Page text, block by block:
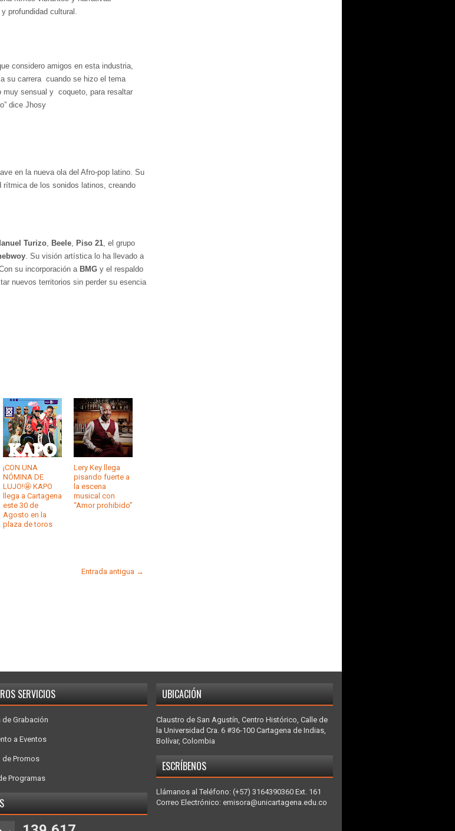
profundidad cultural.
considero amigos en esta industria,
su carrera cuando se hizo el tema
muy sensual y coqueto, para resaltar
dice Jhosy
en la nueva ola del Afro-pop latino. Su
de los sonidos latinos, creando
Turizo Beele Piso 21 , el grupo
. Su visión artística lo ha llevado a
su incorporación a BMGy el respaldo
nuevos territorios sin perder su esencia
¡CON UNA
NÓMINA DE
LUJO!🤩 KAPO
llega a Cartagena
este 30 de
Agosto en la
plaza de toros
Lery Key llega
pisando fuerte a
la escena
musical con
“Amor prohibido”
Entrada antigua →
SERVICIOS
Grabación
a Eventos
de Promos
Programas
UBICACIÓN
Claustro de San Agustín, Centro Histórico, Calle de
la Universidad Cra. 6 #36-100 Cartagena de Indias,
Bolívar, Colombia
ESCRÍBENOS
Llámanos al Teléfono: (+57) 3164390360 Ext. 161
Correo Electrónico: emisora@unicartagena.edu.co